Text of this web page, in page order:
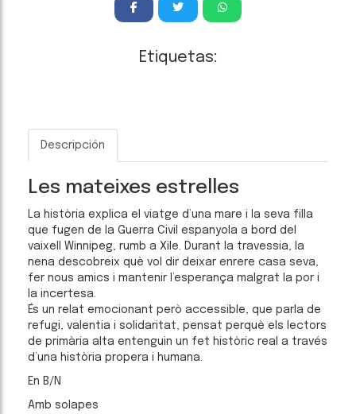
Etiquetas:
Descripción
Les mateixes estrelles
La història explica el viatge d’una mare i la seva filla
que fugen de la Guerra Civil espanyola a bord del
vaixell Winnipeg, rumb a Xile. Durant la travessia, la
nena descobreix què vol dir deixar enrere casa seva,
fer nous amics i mantenir l’esperança malgrat la por i
la incertesa.
És un relat emocionant però accessible, que parla de
refugi, valentia i solidaritat, pensat perquè els lectors
de primària alta entenguin un fet històric real a través
d’una història propera i humana.
En B/N
Amb solapes